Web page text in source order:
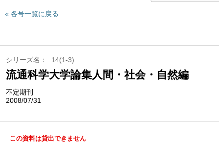
各号一覧に戻る
シリーズ名 14(1-3)
流通科学大学論集人間・社会・自然編
不定期刊
2008/07/31
この資料は貸出できません